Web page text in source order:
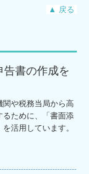
▲ 戻る
書の作成を
関や税務当局から高
るために、「書面添
活用しています。